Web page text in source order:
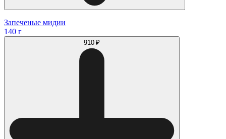
Запеченые мидии
140 г
910 ₽